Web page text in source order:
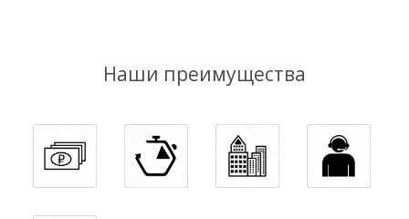
Наши преимущества